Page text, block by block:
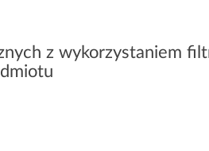
z wykorzystaniem